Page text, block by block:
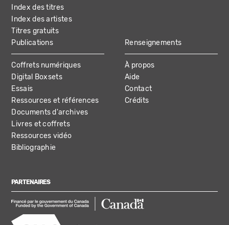
Index des titres
Index des artistes
Titres gratuits
Publications
Coffrets numériques
Digital Boxsets
Essais
Ressources et références
Documents d'archives
Livres et coffrets
Ressources vidéo
Bibliographie
Renseignements
À propos
Aide
Contact
Crédits
PARTENAIRES